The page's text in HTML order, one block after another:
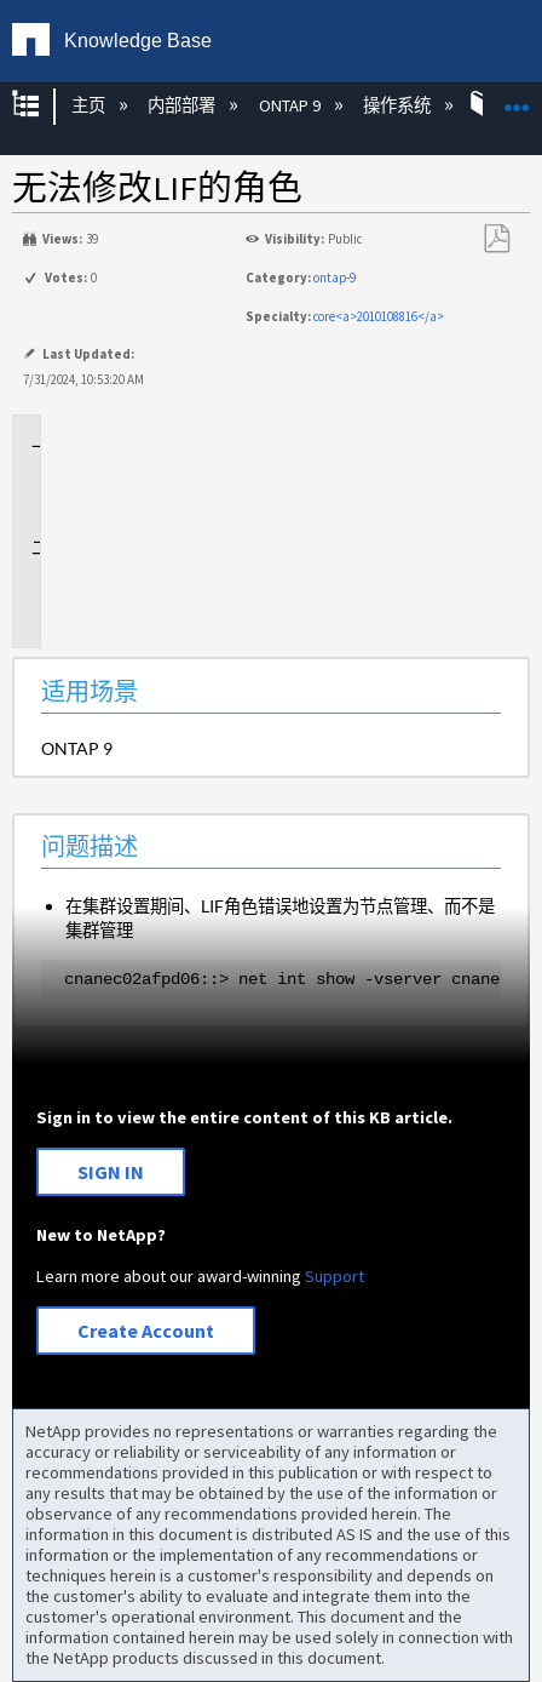
Knowledge Base
扩展/隐缩全局层次
主页 内部部署 ONTAP 9 操作系统
无法修改LIF的角色
Views: 39 Visibility: Public
Votes: 0 Category:ontap-9
Specialty:core<a>2010108816</a>
Last Updated:
7/31/2024, 10:53:20 AM
适用场景
ONTAP 9
问题描述
在集群设置期间、LIF角色错误地设置为节点管理、而不是
集群管理
cnanec02afpd06::> net int show -vserver
Sign in to view the entire content of this KB article.
SIGN IN
New to NetApp?
Learn more about our award-winningSupport
Create Account
NetApp provides no representations or warranties regarding the
accuracy or reliability or serviceability of any information or
recommendations provided in this publication or with respect to
any results that may be obtained by the use of the information or
observance of any recommendations provided herein. The
information in this document is distributed AS IS and the use of this
information or the implementation of any recommendations or
techniques herein is a customer's responsibility and depends on
the customer's ability to evaluate and integrate them into the
customer's operational environment. This document and the
information contained herein may be used solely in connection with
the NetApp products discussed in this document.